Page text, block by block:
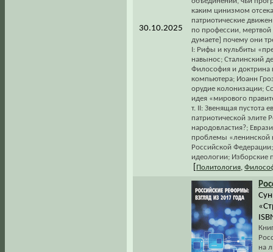
30.10.2025
каким цинизмом
патриотические
по профессии,
думаете] почему они
I: Рифы и кульбиты
навынос; Сталинский
Философия и доктрина
компьютера; Иоанн
орудие колонизации;
идея «мирового
т. II: Звенящая пустота
патриотической элите
народовластия?;
проблемы «ленинской
Российской
идеологии; Изборские
Политология
на